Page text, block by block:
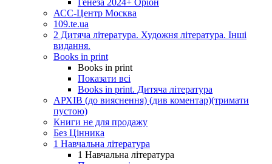
Генеза 2024+ Оріон
АСС-Центр Москва
109.te.ua
2 Дитяча література. Художня література. Інші
видання.
Books in print
Books in print
Показати всі
Books in print. Дитяча література
АРХІВ (до вияснення) (див коментар)(тримати
пустою)
Книги не для продажу
Без Цінника
1 Навчальна література
1 Навчальна література